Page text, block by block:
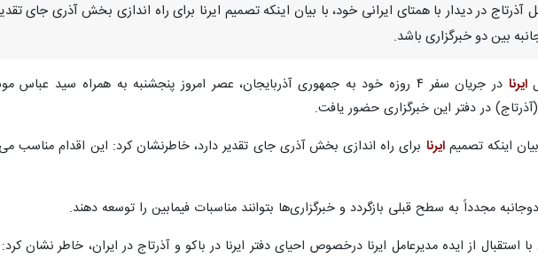
آذرتاج در دیدار با همتای ایرانی خود،‌ با بیان اینکه تصمیم ایرنا برای راه اندازی بخش آذری جای
بین دو خبرگزاری باشد.
ایرنا
در جریان سفر ۴ روزه خود به جمهوری آذربایجان، عصر امروز پنجشنبه به همراه
در دفتر این خبرگزاری حضور یافت.
اینکه تصمیمایرنا برای راه اندازی بخش آذری جای تقدیر دارد،‌ خاطرنشان کرد: این اقدام مناسب
مجدداً‌ به سطح قبلی بازگردد و خبرگزاری‌ها بتوانند مناسبات فیمابین را توسعه دهند.
استقبال از ایده مدیرعامل ایرنا درخصوص احیای دفتر ایرنا در باکو و آذرتاج در ایران،‌ خاطر نشان